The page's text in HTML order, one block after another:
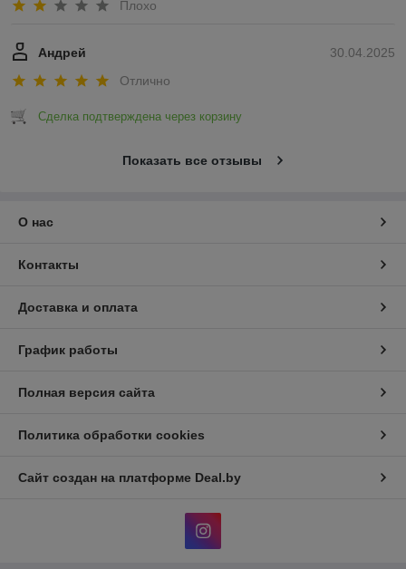
Плохо
30.04.2025
Андрей
Отлично
Сделка подтверждена через корзину
Показать все отзывы
О нас
Контакты
Доставка и оплата
График работы
Полная версия сайта
Политика обработки cookies
Сайт создан на платформе Deal.by